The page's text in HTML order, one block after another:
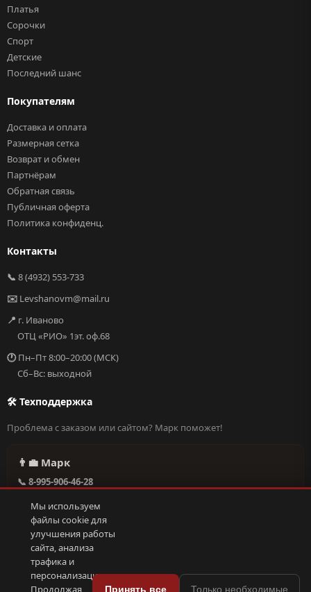
Платья
Сорочки
Спорт
Детские
Последний шанс
Покупателям
Доставка и оплата
Размерная сетка
Возврат и обмен
Партнёрам
Обратная связь
Публичная оферта
Политика конфиденц.
Контакты
📞 8 (4932) 553-733
✉️ Levshanovm@mail.ru
📍 г. Иваново
ОТЦ «РИО» 1эт. оф.68
🕐Пн–Пт 8:00–20:00 (МСК)
Сб–Вс: выходной
🛠 Техподдержка
Проблема с заказом или сайтом? Марк поможет!
👨‍💼 Марк
📞 8-995-906-46-28
🕐 Круглосуточно, без выходных
Написать в поддержку →
Мы используем
файлы cookie для
улучшения работы
сайта, анализа
трафика и
персонализации.
Продолжая
Принять все Только необходимые